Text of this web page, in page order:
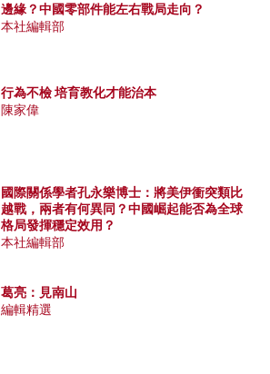
邊緣？中國零部件能左右戰局走向？
本社編輯部
行為不檢 培育教化才能治本
陳家偉
國際關係學者孔永樂博士：將美伊衝突類比
越戰，兩者有何異同？中國崛起能否為全球
格局發揮穩定效用？
本社編輯部
葛亮：見南山
編輯精選